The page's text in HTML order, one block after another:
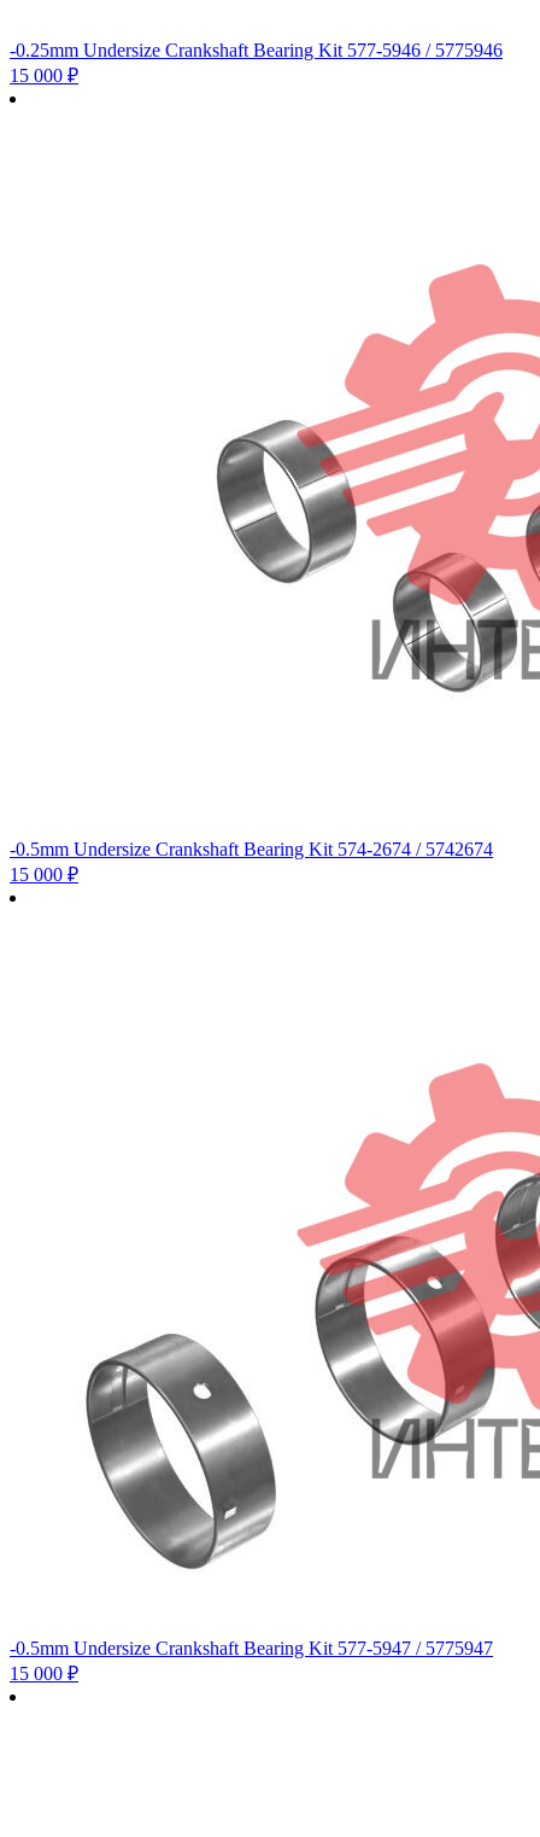
-0.25mm Undersize Crankshaft Bearing Kit 577-5946 / 5775946
15 000 ₽
-0.5mm Undersize Crankshaft Bearing Kit 574-2674 / 5742674
15 000 ₽
-0.5mm Undersize Crankshaft Bearing Kit 577-5947 / 5775947
15 000 ₽